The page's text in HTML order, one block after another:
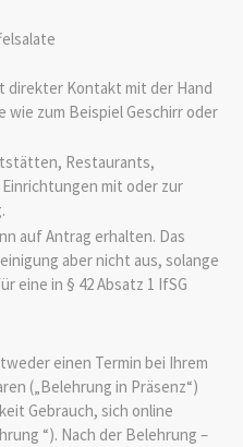
direkter Kontakt mit der Hand
zum Beispiel Geschirr oder
Restaurants,
mit oder zur
auf Antrag erhalten. Das
aber nicht aus, solange
eine in § 42 Absatz 1 IfSG
einen Termin bei Ihrem
(„Belehrung in Präsenz“)
Gebrauch, sich online
“). Nach der Belehrung –